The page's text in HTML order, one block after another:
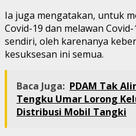
Ia juga mengatakan, untuk
Covid-19 dan melawan
sendiri, oleh karenanya
kesuksesan ini semua.
Baca Juga: PDAM Tak
Tengku Umar Lorong
Distribusi Mobil Tangki